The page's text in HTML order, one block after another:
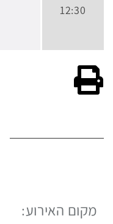
12:30
מקום האירוע: